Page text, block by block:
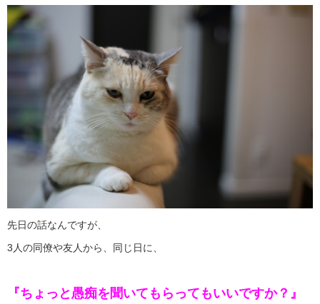
先日の話なんですが、
3人の同僚や友人から、同じ日に、
『ちょっと愚痴を聞いてもらってもいいですか？』